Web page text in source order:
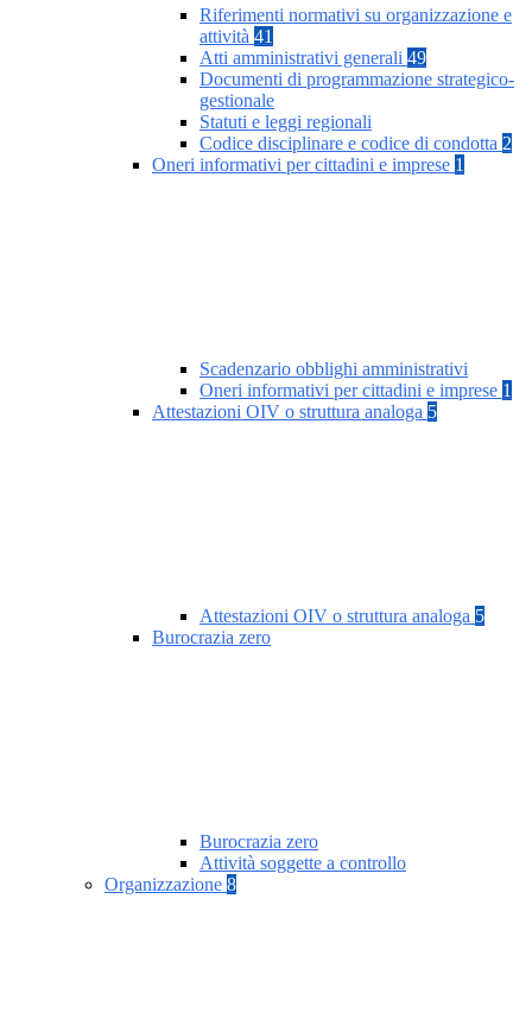
Riferimenti normativi su organizzazione e
attività 41
Atti amministrativi generali 49
Documenti di programmazione strategico-
gestionale
Statuti e leggi regionali
Codice disciplinare e codice di condotta 2
Oneri informativi per cittadini e imprese 1
Scadenzario obblighi amministrativi
Oneri informativi per cittadini e imprese 1
Attestazioni OIV o struttura analoga 5
Attestazioni OIV o struttura analoga 5
Burocrazia zero
Burocrazia zero
Attività soggette a controllo
Organizzazione 8